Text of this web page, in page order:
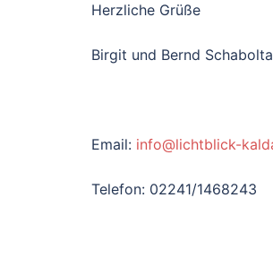
Herzliche Grüße
Birgit und Bernd
Email: info@lichtblick-
Telefon: 02241/1468243